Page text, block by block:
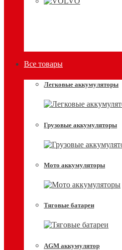
Все товары
Легковые аккумуляторы
Грузовые аккумуляторы
Мото аккумуляторы
Тяговые батареи
AGM аккумулятор